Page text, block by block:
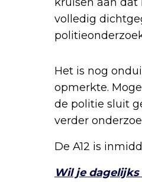
volledig
Het is nog
opmerkte.
de politie sluit
verder
De A12 is
Wil je